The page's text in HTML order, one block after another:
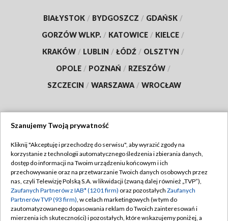
BIAŁYSTOK / BYDGOSZCZ / GDAŃSK /
GORZÓW WLKP. / KATOWICE / KIELCE /
KRAKÓW / LUBLIN / ŁÓDŹ / OLSZTYN /
OPOLE / POZNAŃ / RZESZÓW /
SZCZECIN / WARSZAWA / WROCŁAW
TVP
Abonament TVP
Emisja w TVP
Centrum informacji TVP
Regulamin TVP
Polityka prywatności
Moje zgody
Szanujemy Twoją prywatność
Kliknij "Akceptuję i przechodzę do serwisu", aby wyrazić zgody na
korzystanie z technologii automatycznego śledzenia i zbierania danych,
dostęp do informacji na Twoim urządzeniu końcowym i ich
przechowywanie oraz na przetwarzanie Twoich danych osobowych przez
nas, czyli Telewizję Polską S.A. w likwidacji (zwaną dalej również „TVP”),
Zaufanych Partnerów z IAB* (1201 firm) oraz pozostałych Zaufanych
Partnerów TVP (93 firm), w celach marketingowych (w tym do
zautomatyzowanego dopasowania reklam do Twoich zainteresowań i
mierzenia ich skuteczności) i pozostałych, które wskazujemy poniżej, a